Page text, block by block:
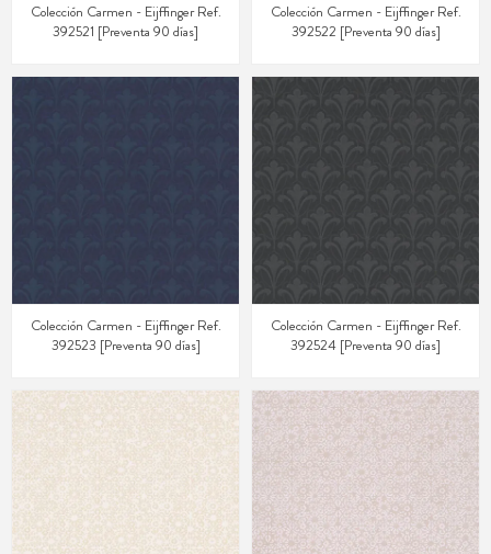
Colección Carmen - Eijffinger Ref.
392521 [Preventa 90 días]
Colección Carmen - Eijffinger Ref.
392522 [Preventa 90 días]
Colección Carmen - Eijffinger Ref.
392523 [Preventa 90 días]
Colección Carmen - Eijffinger Ref.
392524 [Preventa 90 días]